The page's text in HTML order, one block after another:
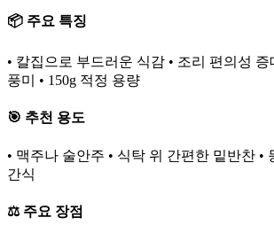
📦 주요 특징
• 칼집으로 부드러운 식감 • 조리 편의성
풍미 • 150g 적정 용량
🎯 추천 용도
• 맥주나 술안주 • 식탁 위 간편한 밑반찬 •
간식
⚖️ 주요 장점